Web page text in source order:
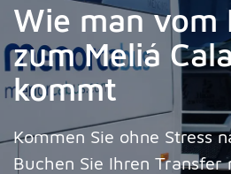
Wie man vom
zum Meliá
kommt
Kommen Sie ohne Stress
Buchen Sie Ihren Transfer